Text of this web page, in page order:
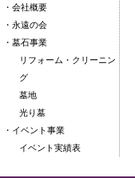
・会社概要
・永遠の会
・墓石事業
リフォーム・クリーニン
グ
墓地
光り墓
・イベント事業
イベント実績表